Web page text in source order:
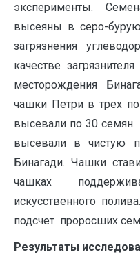
эксперименты.
высеяны в серо-бурую
загрязнения
качестве
месторождения
чашки Петри в трех
высевали по 30
высевали в чистую
Бинагади. Чашки
чашках
искусственного
подсчет проросших
Результаты